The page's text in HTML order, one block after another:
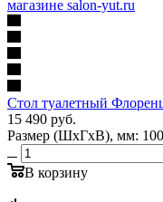
Стол туалетный
15 490 руб.
Размер (ШхГхВ), мм:
В корзину